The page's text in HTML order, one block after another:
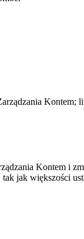
Kontem;
Kontem i
jak większości